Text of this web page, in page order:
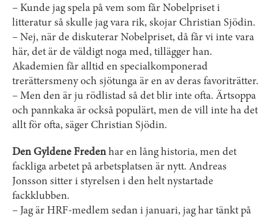
– Kunde jag spela på vem som får Nobelpriset i
litteratur så skulle jag vara rik, skojar Christian Sjödin.
– Nej, när de diskuterar Nobelpriset, då får vi inte vara
här, det är de väldigt noga med, tillägger han.
Akademien får alltid en specialkomponerad
trerättersmeny och sjötunga är en av deras favoriträtter.
– Men den är ju rödlistad så det blir inte ofta. Ärtsoppa
och pannkaka är också populärt, men de vill inte ha det
allt för ofta, säger Christian Sjödin.
Den Gyldene Fredenhar en lång historia, men det
fackliga arbetet på arbetsplatsen är nytt. Andreas
Jonsson sitter i styrelsen i den helt ­nystartade
fackklubben.
– Jag är HRF-medlem sedan i januari, jag har tänkt på